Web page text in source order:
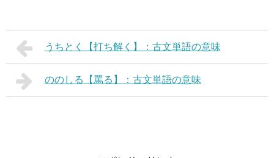
うちとく【打ち解く】：古文単語の意味
ののしる【罵る】：古文単語の意味